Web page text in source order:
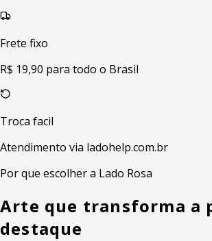
Frete fixo
R$ 19,90 para todo o Brasil
Troca facil
Atendimento via ladohelp.com.br
Por que escolher a Lado Rosa
Arte que transforma a
destaque